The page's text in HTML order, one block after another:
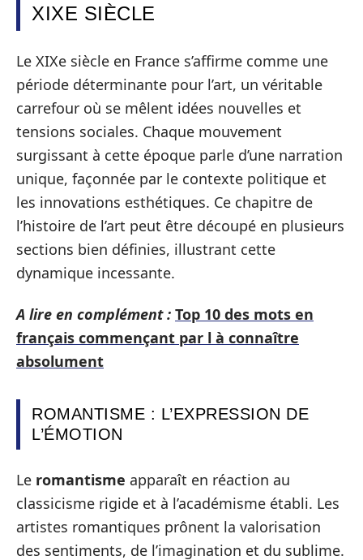
XIXE SIÈCLE
Le XIXe siècle en France s’affirme comme une
période déterminante pour l’art, un véritable
carrefour où se mêlent idées nouvelles et
tensions sociales. Chaque mouvement
surgissant à cette époque parle d’une narration
unique, façonnée par le contexte politique et
les innovations esthétiques. Ce chapitre de
l’histoire de l’art peut être découpé en plusieurs
sections bien définies, illustrant cette
dynamique incessante.
A lire en complément : Top 10 des mots en
français commençant par l à connaître
absolument
ROMANTISME : L’EXPRESSION DE
L’ÉMOTION
Le romantisme apparaît en réaction au
classicisme rigide et à l’académisme établi. Les
artistes romantiques prônent la valorisation
des sentiments, de l’imagination et du sublime.